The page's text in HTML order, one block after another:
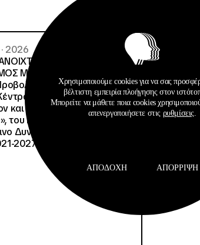
2026
ΗΛΕΚΤΡΟΝΙΚΟΣ
ΜΕ ΠΕΡΙΓΡΑΦΗ:Υποέργο
της Πράξης» της
Εκπαίδευσης για το
και την Αειφορία
του Προγράμματος
Δυναμικό και Κοινωνική
2027», με κωδικό ΟΠΣ
ΔΙΕΘΝΗΣ
ΚΑΥΣΙΜΩΝ
Χρησιμοποιούμε cookies για να σας
βέλτιστη εμπειρία πλοήγησης στον
Μπορείτε να μάθετε ποια cookies
απενεργοποιήσετε στις ρυθμίσεις
ΑΠΟΔΟΧΉ ΑΠΌΡΡΙΨΗ